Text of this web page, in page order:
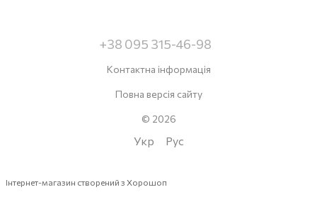
+38 095 315-46-98
Контактна інформація
Повна версія сайту
© 2026
Укр Рус
Інтернет-магазин створений з Хорошоп